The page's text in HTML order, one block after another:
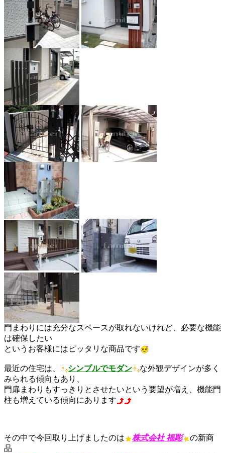
門まわりには充分なスペースが取れないけれど、必要な機能
は確保したい
というお客様にはピッタリな商品です
最近の住宅は、 シンプルでモダン
な外観デザインが多く
みられる傾向もあり、
門扉まわりもすっきりとさせたいという要望が増え、機能門
柱も増えている傾向にあります
その中で今回取り上げましたのは 株式会社 福彫
の新商
品